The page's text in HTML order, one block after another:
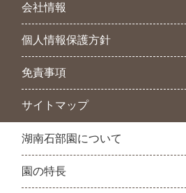
会社情報
個人情報保護方針
免責事項
サイトマップ
湖南石部園について
園の特長